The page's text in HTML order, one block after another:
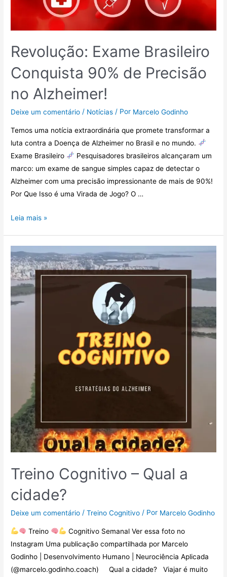
Revolução: Exame Brasileiro
Conquista 90% de Precisão
no Alzheimer!
Deixe um comentário / Notícias / Por Marcelo Godinho
Temos uma notícia extraordinária que promete transformar a
luta contra a Doença de Alzheimer no Brasil e no mundo.
Exame Brasileiro
Pesquisadores brasileiros alcançaram um
marco: um exame de sangue simples capaz de detectar o
Alzheimer com uma precisão impressionante de mais de 90%!
Por Que Isso é uma Virada de Jogo? O …
Leia mais »
Treino Cognitivo – Qual a
cidade?
Deixe um comentário /Treino Cognitivo / Por Marcelo Godinho
Treino
Cognitivo Semanal Ver essa foto no
Instagram Uma publicação compartilhada por Marcelo
Godinho | Desenvolvimento Humano | Neurociência Aplicada
(@marcelo.godinho.coach) Qual a cidade? Viajar é muito